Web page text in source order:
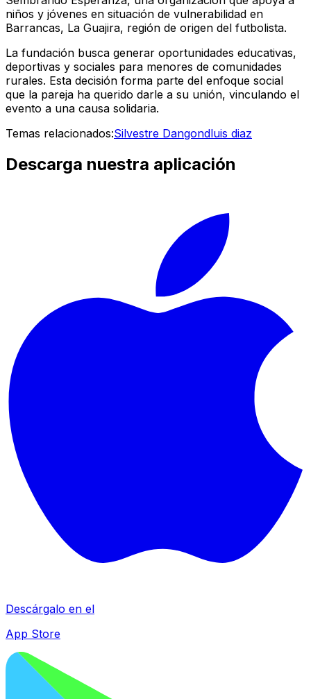
niños y jóvenes en situación de vulnerabilidad en
Barrancas, La Guajira, región de origen del futbolista.
La fundación busca generar oportunidades educativas,
deportivas y sociales para menores de comunidades
rurales. Esta decisión forma parte del enfoque social
que la pareja ha querido darle a su unión, vinculando el
evento a una causa solidaria.
Temas relacionados:Silvestre Dangondluis diaz
Descarga nuestra aplicación
Descárgalo en el
App Store